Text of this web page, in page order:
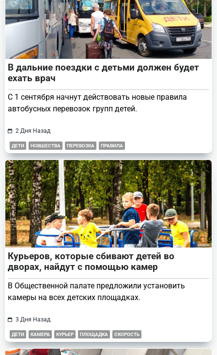
В дальние поездки с детьми должен будет
ехать врач
С 1 сентября начнут действовать новые правила
автобусных перевозок групп детей.
2 Дня Назад
ДЕТИ НОВШЕСТВА ПЕРЕВОЗКА ПРАВИЛА
Курьеров, которые сбивают детей во
дворах, найдут с помощью камер
В Общественной палате предложили установить
камеры на всех детских площадках.
3 Дня Назад
ДЕТИ КАМЕРА КУРЬЕР ПЛОЩАДКА СКОРОСТЬ